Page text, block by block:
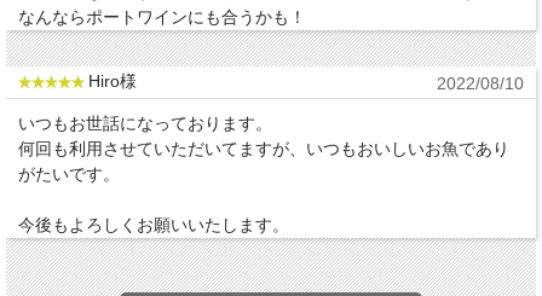
なんならポートワインにも合うかも！
Hiro様 2022/08/10
いつもお世話になっております。
何回も利用させていただいてますが、いつもおいしいお魚であり
がたいです。
今後もよろしくお願いいたします。